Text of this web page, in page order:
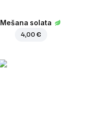
Mešana solata
4,00 €